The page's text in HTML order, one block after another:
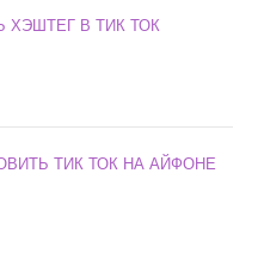
ХЭШТЕГ В ТИК ТОК
ТИК ТОК НА АЙФОНЕ